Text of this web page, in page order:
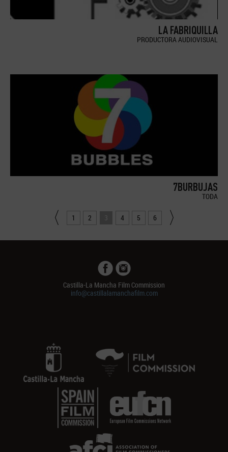
LA FABRIQUILLA
PRODUCTORA AUDIOVISUAL
7BURBUJAS
TODA
1 2 3 4 5 6
Castilla-La Mancha Film Commission
info@castillalamanchafilm.com